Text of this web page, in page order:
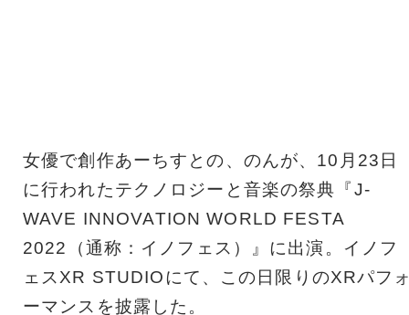
女優で創作あーちすとの、のんが、10月23日
に行われたテクノロジーと音楽の祭典『J-
WAVE INNOVATION WORLD FESTA
2022（通称：イノフェス）』に出演。イノフ
ェスXR STUDIOにて、この日限りのXRパフ
ーマンスを披露した。